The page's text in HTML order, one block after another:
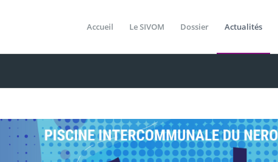
Accueil Le SIVOM Dossier Actualités